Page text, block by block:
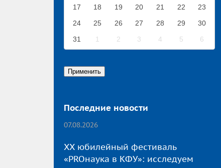
17
18 19 20 21 22
23
24
25 26 27 28 29
30
31
1 2 3 4 5 6
Последние новости
07.08.2026
XX юбилейный фестиваль
«PROнаука в КФУ»: исследуем